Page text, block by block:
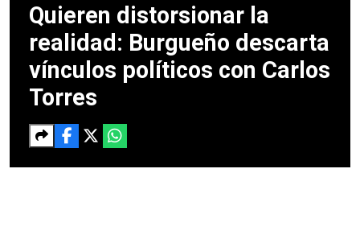
Quieren distorsionar la
realidad: Burgueño descarta
vínculos políticos con Carlos
Torres